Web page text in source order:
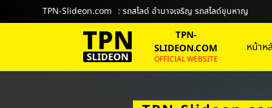
TPN-Slideon.com : รถสไลด์ อำนาจเจริญ รถสไลด์ขุนหาญ
TPN-
SLIDEON.COM
OFFICIAL WEBSITE
หน้าห